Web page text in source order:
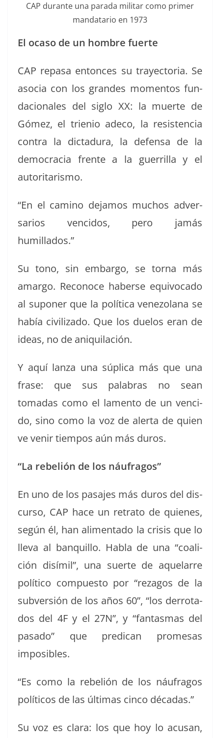
CAP durante una para­da mil­i­tar como primer
man­datario en 1973
El oca­so de un hom­bre fuerte
CAP repasa entonces su trayec­to­ria. Se
aso­cia con los grandes momen­tos fun­
da­cionales del siglo XX: la muerte de
Gómez, el trienio ade­co, la resisten­cia
con­tra la dic­tadu­ra, la defen­sa de la
democ­ra­cia frente a la guer­ril­la y el
autoritarismo.
“En el camino dejamos muchos adver­
sar­ios ven­ci­dos, pero jamás
humillados.”
Su tono, sin embar­go, se tor­na más
amar­go. Reconoce haberse equiv­o­ca­do
al supon­er que la políti­ca vene­zolana se
había civ­i­liza­do. Que los due­los eran de
ideas, no de aniquilación.
Y aquí lan­za una súpli­ca más que una
frase: que sus pal­abras no sean
tomadas como el lamen­to de un ven­ci­
do, sino como la voz de aler­ta de quien
ve venir tiem­pos aún más duros.
“La rebe­lión de los náufragos”
En uno de los pasajes más duros del dis­
cur­so, CAP hace un retra­to de quienes,
según él, han ali­men­ta­do la cri­sis que lo
lle­va al ban­quil­lo. Habla de una “coali­
ción dis­ímil”, una suerte de aque­larre
políti­co com­puesto por “reza­gos de la
sub­ver­sión de los años 60”, “los der­ro­ta­
dos del 4F y el 27N”, y “fan­tas­mas del
pasa­do” que pred­i­can prome­sas
imposibles.
“Es como la rebe­lión de los náufra­gos
políti­cos de las últi­mas cin­co décadas.”
Su voz es clara: los que hoy lo acu­san,